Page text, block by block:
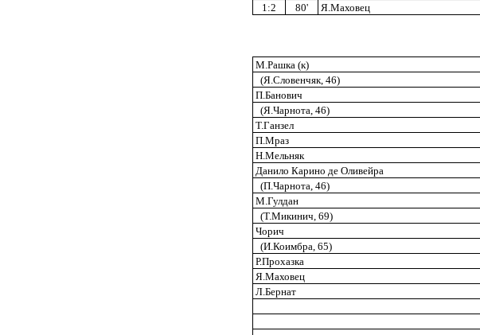
1:2
80' Я.Маховец
М.Рашка (к)
(Я.Словенчяк, 46)
П.Банович
(Я.Чарнота, 46)
Т.Ганзел
П.Мраз
Н.Мельняк
Данило Карино де Оливейра
(П.Чарнота, 46)
М.Гулдан
(Т.Микинич, 69)
Чорич
(И.Коимбра, 65)
Р.Прохазка
Я.Маховец
Л.Бернат